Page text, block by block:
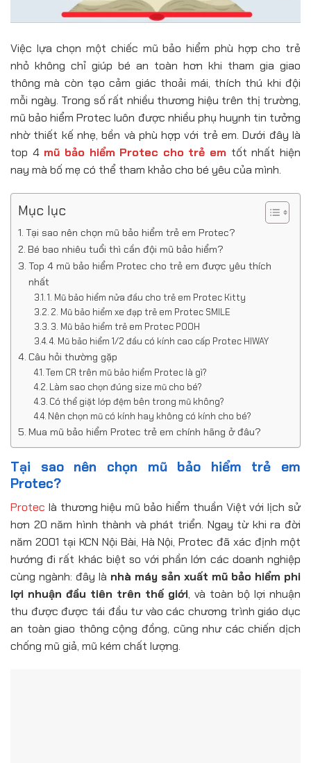
Việc lựa chọn một chiếc mũ bảo hiểm phù hợp cho trẻ
nhỏ không chỉ giúp bé an toàn hơn khi tham gia giao
thông mà còn tạo cảm giác thoải mái, thích thú khi đội
mỗi ngày. Trong số rất nhiều thương hiệu trên thị trường,
mũ bảo hiểm Protec luôn được nhiều phụ huynh tin tưởng
nhờ thiết kế nhẹ, bền và phù hợp với trẻ em. Dưới đây là
top 4 mũ bảo hiểm Protec cho trẻ em tốt nhất hiện
nay mà bố mẹ có thể tham khảo cho bé yêu của mình.
Mục lục
Tại sao nên chọn mũ bảo hiểm trẻ em Protec?
Bé bao nhiêu tuổi thì cần đội mũ bảo hiểm?
Top 4 mũ bảo hiểm Protec cho trẻ em được yêu thích
nhất
1. Mũ bảo hiểm nửa đầu cho trẻ em Protec Kitty
2. Mũ bảo hiểm xe đạp trẻ em Protec SMILE
3. Mũ bảo hiểm trẻ em Protec POOH
4. Mũ bảo hiểm 1/2 đầu có kính cao cấp Protec HIWAY
Câu hỏi thường gặp
Tem CR trên mũ bảo hiểm Protec là gì?
Làm sao chọn đúng size mũ cho bé?
Có thể giặt lớp đệm bên trong mũ không?
Nên chọn mũ có kính hay không có kính cho bé?
Mua mũ bảo hiểm Protec trẻ em chính hãng ở đâu?
Tại sao nên chọn mũ bảo hiểm trẻ em
Protec?
Protec là thương hiệu mũ bảo hiểm thuần Việt với lịch sử
hơn 20 năm hình thành và phát triển. Ngay từ khi ra đời
năm 2001 tại KCN Nội Bài, Hà Nội, Protec đã xác định một
hướng đi rất khác biệt so với phần lớn các doanh nghiệp
cùng ngành: đây là nhà máy sản xuất mũ bảo hiểm phi
lợi nhuận đầu tiên trên thế giới, và toàn bộ lợi nhuận
thu được được tái đầu tư vào các chương trình giáo dục
an toàn giao thông cộng đồng, cũng như các chiến dịch
chống mũ giả, mũ kém chất lượng.